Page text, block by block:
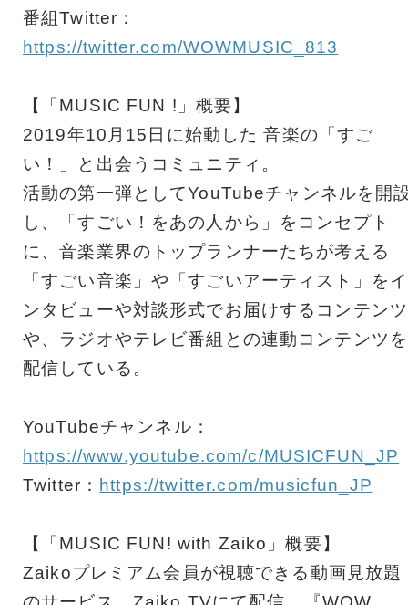
番組Twitter：
https://twitter.com/WOWMUSIC_813
【「MUSIC FUN !」概要】
2019年10月15日に始動した 音楽の「すご
い！」と出会うコミュニティ。
活動の第一弾としてYouTubeチャンネルを開
し、「すごい！をあの人から」をコンセプト
に、音楽業界のトップランナーたちが考える
「すごい音楽」や「すごいアーティスト」をイ
ンタビューや対談形式でお届けするコンテンツ
や、ラジオやテレビ番組との連動コンテンツを
配信している。
YouTubeチャンネル：
https://www.youtube.com/c/MUSICFUN_JP
Twitter： https://twitter.com/musicfun_JP
【「MUSIC FUN! with Zaiko」概要】
Zaikoプレミアム会員が視聴できる動画見放題